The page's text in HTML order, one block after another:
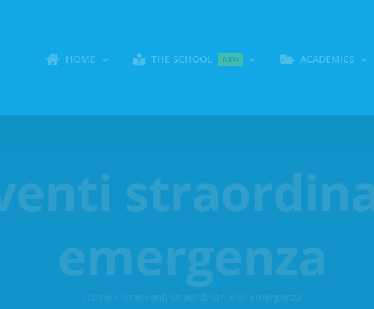
HOME THE SCHOOL NEW ACADEMICS
emergenza
Home Interventi straordinari e di emergenza